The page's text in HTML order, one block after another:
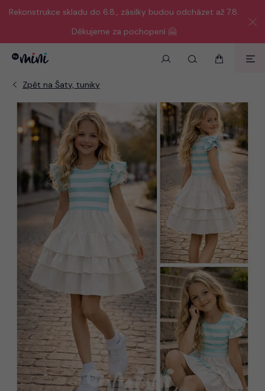
Rekonstrukce skladu do 6.8., zásilky budou odcházet až 7.8.
Děkujeme za pochopení 🤗